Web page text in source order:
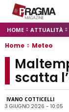
HOME ATTUALITÀ
Home Meteo
scatta
IVANO COTTICELLI
3 GIUGNO 2026 - 10:05